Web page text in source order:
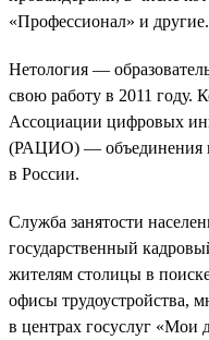
«Профессионал» и другие.
Нетология —
свою работу в 2011 году.
Ассоциации цифровых
(РАЦИО) — объединения
в России.
Служба занятости
государственный
жителям столицы в
офисы трудоустройства,
в центрах госуслуг «Мои